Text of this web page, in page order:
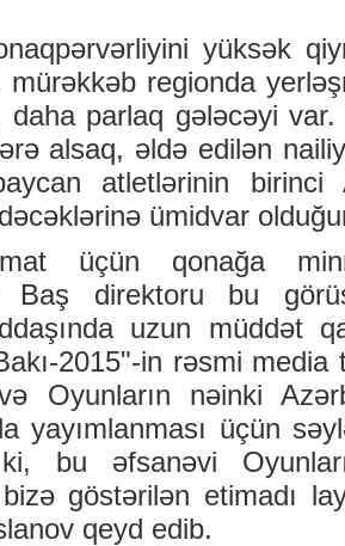
yüksək
regionda
daha parlaq gələcəyi
alsaq, əldə edilən
atletlərinin birinci
ümidvar
üçün qonağa
Baş direktoru bu
uzun müddət
2015"-in rəsmi media
Oyunların nəinki
yayımlanması üçün
ki, bu əfsanəvi
bizə göstərilən etimadı
qeyd edib.